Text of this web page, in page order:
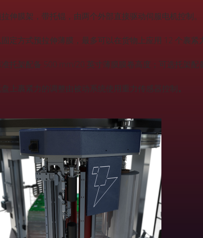
伸膜架，带托锟，由两个外部直接驱动伺服电机控制。
固定方式预拉伸薄膜，最多可以在货物上应用 12 个裹紧
托架配备 500 mm/20 英寸薄膜膜卷高度；可选托架
上裹紧力的调整由被动系统使用重力传感器控制。